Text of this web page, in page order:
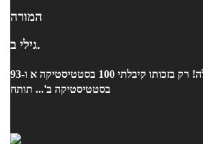
המורה
גילי ב.
גילי מורה מעולה! רק בזכותו קיבלתי 100 בסטטיסטיקה א ו-93
בסטטיסטיקה ב'... תותח